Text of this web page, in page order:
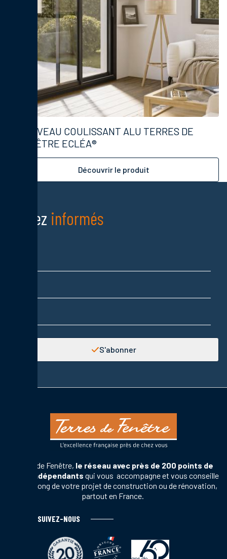
NOUVEAU COULISSANT ALU TERRES DE
FENÊTRE ECLÉA®
Découvrir le produit
Restez informés
S'abonner
Terres de Fenêtre, le réseau avec près de 200 points de
vente indépendants qui vous accompagne et vous conseille
tout au long de votre projet de construction ou de rénovation,
partout en France.
SUIVEZ-NOUS